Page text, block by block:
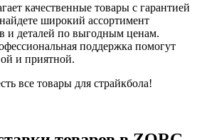
качественные товары с гарантией
широкий ассортимент
и деталей по выгодным ценам.
поддержка помогут
и приятной.
все товары для страйкбола!